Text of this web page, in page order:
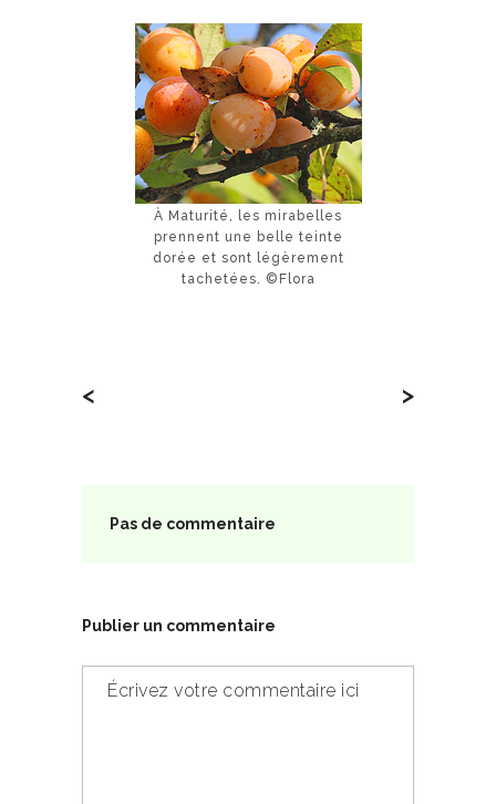
À Maturité, les mirabelles
prennent une belle teinte
dorée et sont légèrement
tachetées. ©Flora
< >
Pas de commentaire
Publier un commentaire